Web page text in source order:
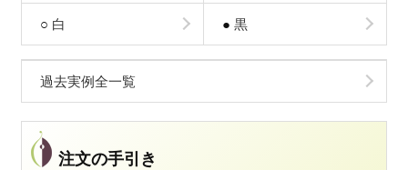
○ 白 ● 黒
過去実例全一覧
注文の手引き